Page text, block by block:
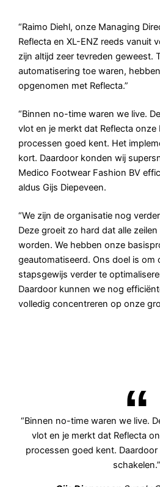
“Raimo Diehl, onze Managing
Reflecta en XL-ENZ reeds vanuit
zijn altijd zeer tevreden geweest.
automatisering toe waren,
opgenomen met Reflecta.”
“Binnen no-time waren we live.
vlot en je merkt dat Reflecta
processen goed kent. Het
kort. Daardoor konden wij
Medico Footwear Fashion BV
aldus Gijs Diepeveen.
“We zijn de organisatie nog
Deze groeit zo hard dat alle
worden. We hebben onze
geautomatiseerd. Ons doel is om
stapsgewijs verder te
Daardoor kunnen we nog
volledig concentreren op onze
“Binnen no-time waren we live.
vlot en je merkt dat Reflecta
processen goed kent.
schakelen.”